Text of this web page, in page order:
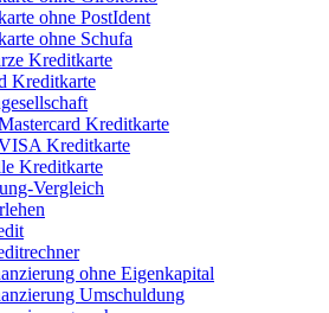
ohne PostIdent
ohne Schufa
Kreditkarte
Kreditkarte
Kreditkarte
Kreditkarte
Kreditkarte
Vergleich
ohne Eigenkapital
Umschuldung